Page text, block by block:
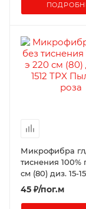
Микрофибра
тиснения 100%
см (80) диз. 15-
Пыльная роза
45 ₽/пог.м